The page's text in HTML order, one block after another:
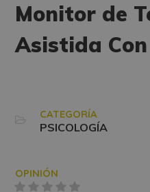
Monitor de
Asistida
CATEGORÍA
PSICOLOGÍA
OPINIÓN